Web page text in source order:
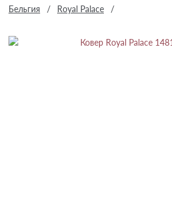
Бельгия / Royal Palace /